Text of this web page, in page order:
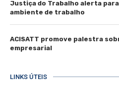
Justiça do Trabalho alerta
ambiente de trabalho
ACISATT promove palestra
empresarial
LINKS ÚTEIS